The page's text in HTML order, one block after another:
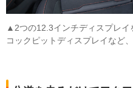
▲2つの12.3インチディスプレイ
コックピットディスプレイなど